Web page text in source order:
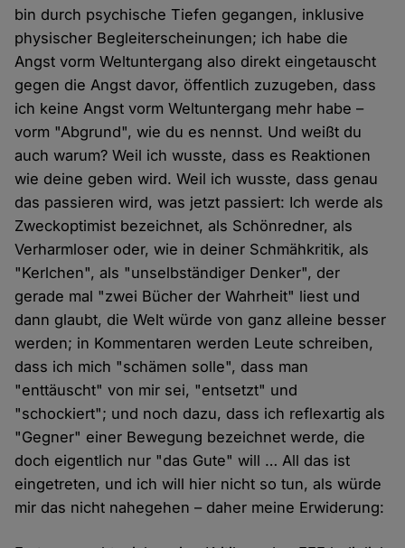
bin durch psychische Tiefen gegangen, inklusive
physischer Begleiterscheinungen; ich habe die
Angst vorm Weltuntergang also direkt eingetauscht
gegen die Angst davor, öffentlich zuzugeben, dass
ich keine Angst vorm Weltuntergang mehr habe –
vorm "Abgrund", wie du es nennst. Und weißt du
auch warum? Weil ich wusste, dass es Reaktionen
wie deine geben wird. Weil ich wusste, dass genau
das passieren wird, was jetzt passiert: Ich werde als
Zweckoptimist bezeichnet, als Schönredner, als
Verharmloser oder, wie in deiner Schmähkritik, als
"Kerlchen", als "unselbständiger Denker", der
gerade mal "zwei Bücher der Wahrheit" liest und
dann glaubt, die Welt würde von ganz alleine besser
werden; in Kommentaren werden Leute schreiben,
dass ich mich "schämen solle", dass man
"enttäuscht" von mir sei, "entsetzt" und
"schockiert"; und noch dazu, dass ich reflexartig als
"Gegner" einer Bewegung bezeichnet werde, die
doch eigentlich nur "das Gute" will … All das ist
eingetreten, und ich will hier nicht so tun, als würde
mir das nicht nahegehen – daher meine Erwiderung: